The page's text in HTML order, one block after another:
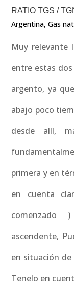
RATIO TGS /
Argentina,Gas
Muy relevante
entre estas
argento, ya
abajo poco
desde allí,
primera y en
en cuenta
comenzado
ascendente,
en situación
Tenelo en